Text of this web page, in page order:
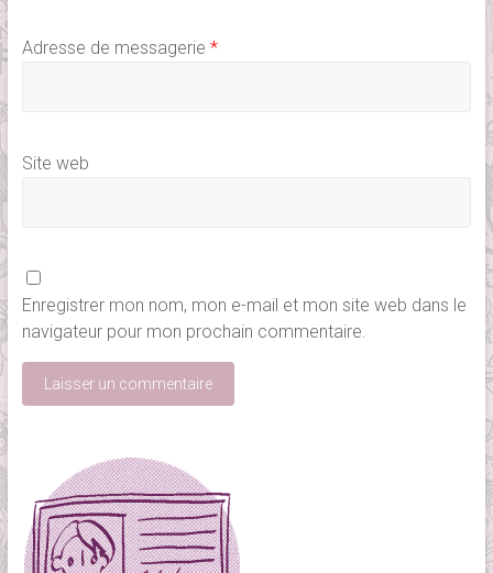
Adresse de messagerie *
Site web
Enregistrer mon nom, mon e-mail et mon site web dans le
navigateur pour mon prochain commentaire.